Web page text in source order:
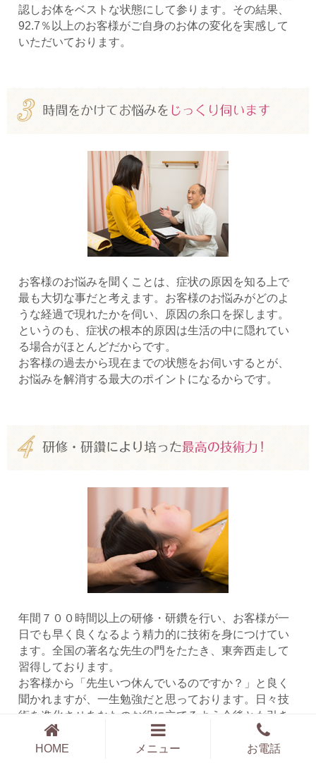
認しお体をベストな状態にして参ります。その結果、
92.7％以上のお客様がご自身のお体の変化を実感して
いただいております。
お客様のお悩みを聞くことは、症状の原因を知る上で
最も大切な事だと考えます。お客様のお悩みがどのよ
うな経過で現れたかを伺い、原因の糸口を探します。
というのも、症状の根本的原因は生活の中に隠れてい
る場合がほとんどだからです。
お客様の過去から現在までの状態をお伺いするとが、
お悩みを解消する最大のポイントになるからです。
年間７００時間以上の研修・研鑽を行い、お客様が一
日でも早く良くなるよう精力的に技術を身につけてい
ます。全国の著名な先生の門をたたき、東奔西走して
習得しております。
お客様から「先生いつ休んでいるのですか？」と良く
聞かれますが、一生勉強だと思っております。日々技
術を進化させあなたのお役に立てるよう今後とも引き
続き研修と研鑽を重ねて参ります。
HOME
メニュー お電話